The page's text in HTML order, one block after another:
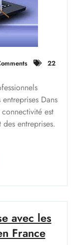
22
Dans
est
entreprises.
avec les
France